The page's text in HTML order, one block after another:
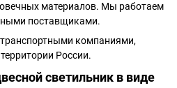
материалов. Мы работаем
поставщиками.
компаниями,
России.
светильник в виде